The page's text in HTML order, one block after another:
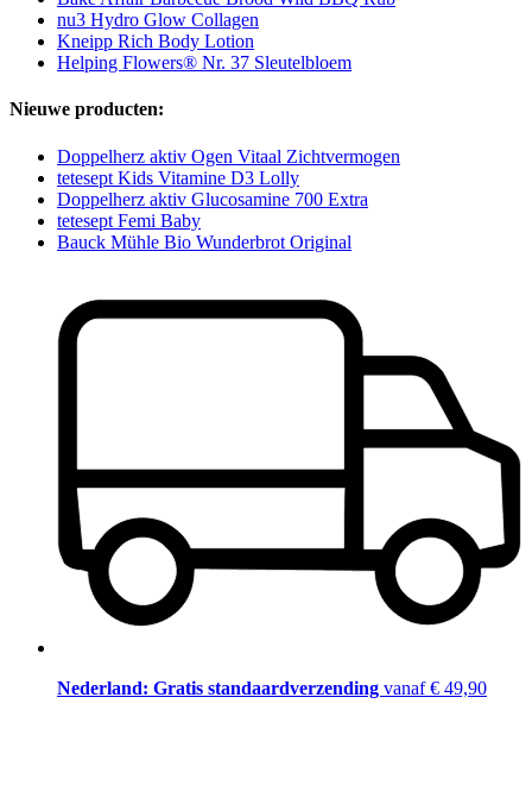
nu3 Hydro Glow Collagen
Kneipp Rich Body Lotion
Helping Flowers® Nr. 37 Sleutelbloem
Nieuwe producten:
Doppelherz aktiv Ogen Vitaal Zichtvermogen
tetesept Kids Vitamine D3 Lolly
Doppelherz aktiv Glucosamine 700 Extra
tetesept Femi Baby
Bauck Mühle Bio Wunderbrot Original
Nederland: Gratis standaardverzending vanaf € 49,90